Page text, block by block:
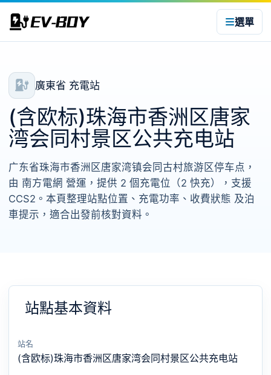
選單
廣東省 充電站
(含欧标)珠海市香洲区唐家
湾会同村景区公共充电站
广东省珠海市香洲区唐家湾镇会同古村旅游区停车点，
由 南方電網 營運，提供 2 個充電位（2 快充），支援
CCS2。本頁整理站點位置、充電功率、收費狀態 及泊
車提示，適合出發前核對資料。
站點基本資料
站名
(含欧标)珠海市香洲区唐家湾会同村景区公共充电站